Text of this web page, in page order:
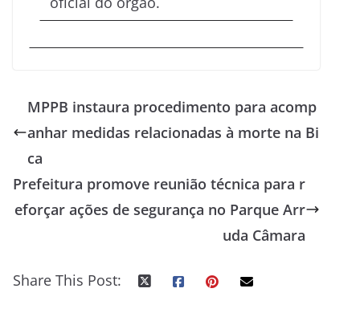
MPPB instaura procedimento para acomp
anhar medidas relacionadas à morte na Bi
ca
Prefeitura promove reunião técnica para r
eforçar ações de segurança no Parque Arr
uda Câmara
Share This Post: